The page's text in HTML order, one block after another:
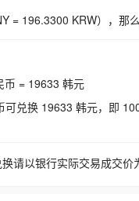
= 196.3300 KRW），那
币 = 19633 韩元
兑换 19633 韩元，即
请以银行实际交易成交价